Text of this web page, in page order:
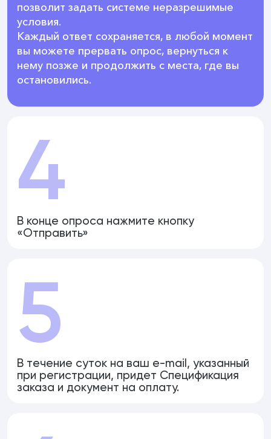
позволит задать системе неразрешимые
условия.
Каждый ответ сохраняется, в любой момент
вы можете прервать опрос, вернуться к
нему позже и продолжить с места, где вы
остановились.
4
В конце опроса нажмите кнопку
«Отправить»
5
В течение суток на ваш e-mail, указанный
при регистрации, придет Спецификация
заказа и документ на оплату.